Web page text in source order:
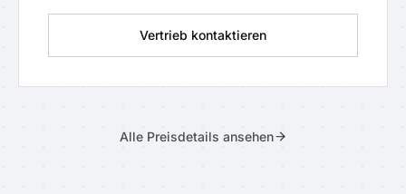
Vertrieb kontaktieren
Alle Preisdetails ansehen